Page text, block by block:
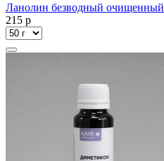
Ланолин безводный очищенный
215 p